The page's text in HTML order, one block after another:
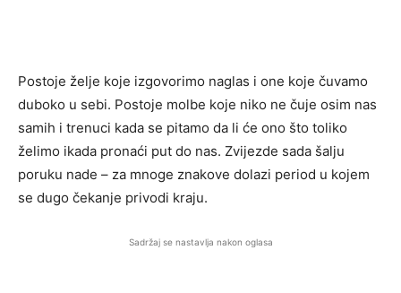
Postoje želje koje izgovorimo naglas i one koje čuvamo
duboko u sebi. Postoje molbe koje niko ne čuje osim nas
samih i trenuci kada se pitamo da li će ono što toliko
želimo ikada pronaći put do nas. Zvijezde sada šalju
poruku nade – za mnoge znakove dolazi period u kojem
se dugo čekanje privodi kraju.
Sadržaj se nastavlja nakon oglasa